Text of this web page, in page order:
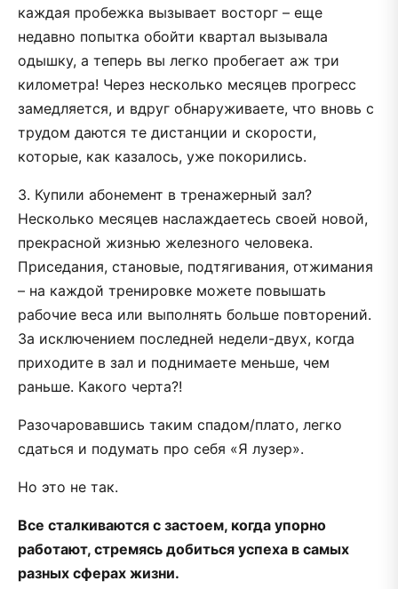
каждая пробежка вызывает восторг – еще
недавно попытка обойти квартал вызывала
одышку, а теперь вы легко пробегает аж три
километра! Через несколько месяцев прогресс
замедляется, и вдруг обнаруживаете, что вновь с
трудом даются те дистанции и скорости,
которые, как казалось, уже покорились.
3. Купили абонемент в тренажерный зал?
Несколько месяцев наслаждаетесь своей новой,
прекрасной жизнью железного человека.
Приседания, становые, подтягивания, отжимания
– на каждой тренировке можете повышать
рабочие веса или выполнять больше повторений.
За исключением последней недели-двух, когда
приходите в зал и поднимаете меньше, чем
раньше. Какого черта?!
Разочаровавшись таким спадом/плато, легко
сдаться и подумать про себя «Я лузер».
Но это не так.
Все сталкиваются с застоем, когда упорно
работают, стремясь добиться успеха в самых
разных сферах жизни.